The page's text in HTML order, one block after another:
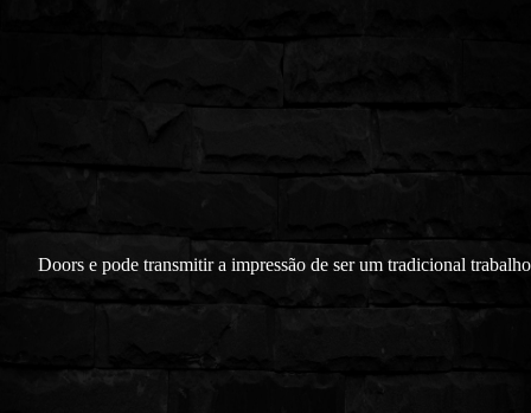
Doors e pode transmitir a impressão de ser um tradicional